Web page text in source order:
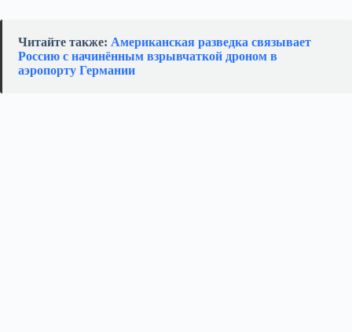
Читайте также: Американская разведка связывает
Россию с начинённым взрывчаткой дроном в
аэропорту Германии